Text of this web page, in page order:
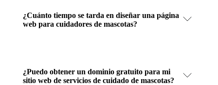
¿Cuánto tiempo se tarda en diseñar una página
web para cuidadores de mascotas?
¿Puedo obtener un dominio gratuito para mi
sitio web de servicios de cuidado de mascotas?